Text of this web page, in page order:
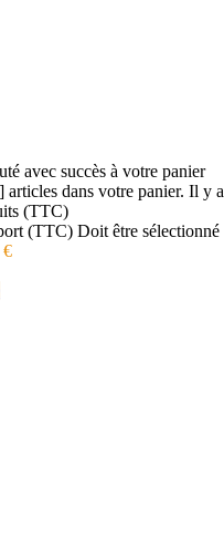
avec succès à votre panier
articles dans votre panier. Il y a
(TTC)
(TTC) Doit être sélectionné
€